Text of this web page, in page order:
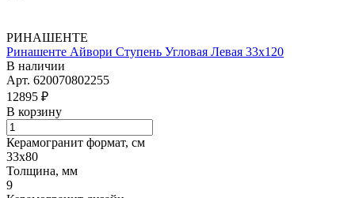
РИНАШЕНТЕ
Ринашенте Айвори Ступень Угловая Левая 33х120
В наличии
Арт. 620070802255
12895 ₽
В корзину
Керамогранит формат, см
33х80
Толщина, мм
9